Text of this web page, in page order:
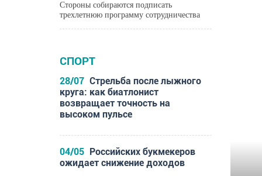
Стороны собираются подписать
трехлетнюю программу сотрудничества
СПОРТ
28/07 Стрельба после лыжного
круга: как биатлонист
возвращает точность на
высоком пульсе
04/05
Российских букмекеров
ожидает снижение доходов